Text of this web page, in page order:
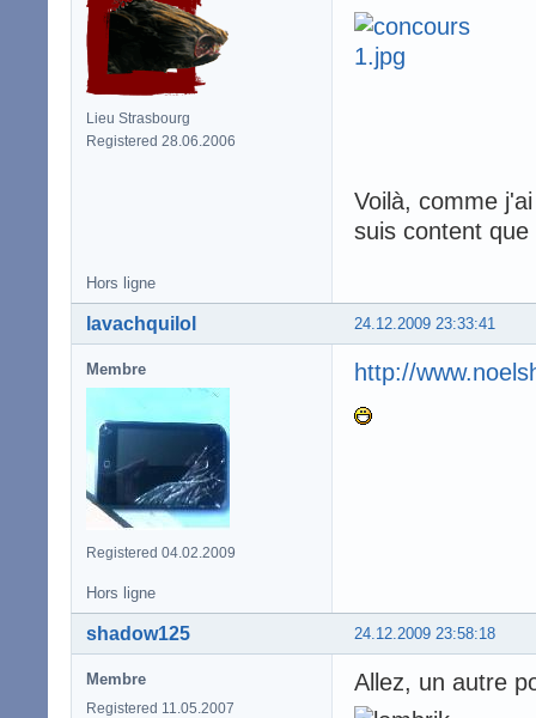
Lieu Strasbourg
Registered 28.06.2006
Voilà, comme
suis content
Hors ligne
24.12.2009 23:33:41
lavachquilol
Membre
Registered 04.02.2009
http://
Hors ligne
24.12.2009 23:58:18
shadow125
Membre
Registered 11.05.2007
Allez, un autre